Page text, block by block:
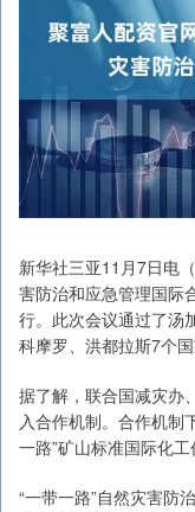
新华社三亚11月7日电
害防治和应急管理国际
行。此次会议通过了汤
科摩罗、洪都拉斯7个
据了解，联合国减灾办
入合作机制。合作机制
一路”矿山标准国际化工
“一带一路”自然灾害防